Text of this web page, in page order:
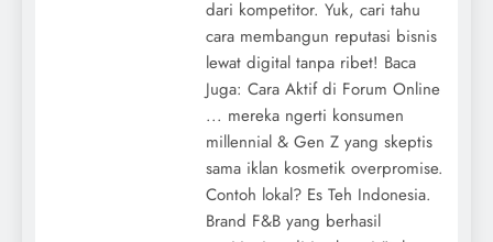
dari kompetitor. Yuk, cari tahu
cara membangun reputasi bisnis
lewat digital tanpa ribet! Baca
Juga: Cara Aktif di Forum Online
... mereka ngerti konsumen
millennial & Gen Z yang skeptis
sama iklan kosmetik overpromise.
Contoh lokal? Es Teh Indonesia.
Brand F&B yang berhasil